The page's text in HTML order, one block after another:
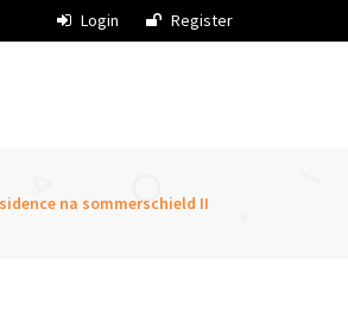
Login Register
na sommerschield II